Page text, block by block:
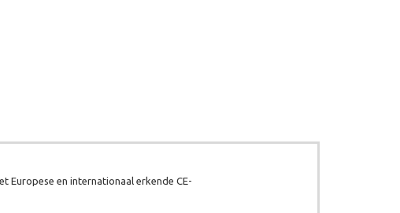
Europese en internationaal erkende CE-